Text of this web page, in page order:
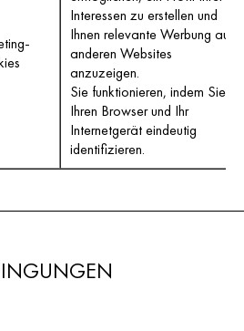
Interessen zu erstellen und
Ihnen relevante Werbung auf
anderen Websites
anzuzeigen.
Sie funktionieren, indem Sie
Ihren Browser und Ihr
Internetgerät eindeutig
identifizieren.
Zur Zählung der Besuche auf
Leistung unserer Website